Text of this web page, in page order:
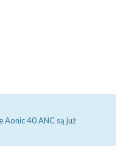
Aonic 40 ANC są już